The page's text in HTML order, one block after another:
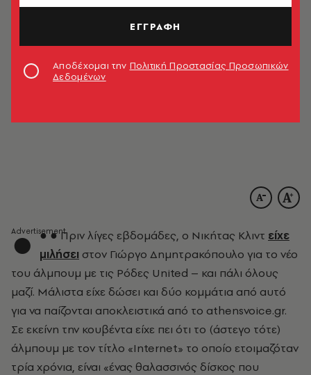
● ● ● Πριν λίγες εβδομάδες, ο Νικήτας Κλιντ είχε
μιλήσει στον Γιώργο Δημητρακόπουλο για το νέο
του άλμπουμ με τις Ρόδες United – και πάλι όλους
μαζί. Μάλιστα είχε δώσει και δύο κομμάτια από αυτό
για να παίζονται αποκλειστικά από το athensvoice.gr.
Σε εκείνη την κουβέντα είχε πει ότι το (άστεγο τότε)
άλμπουμ με τον τίτλο «Internet» το οποίο ετοιμαζόταν
τρία χρόνια, είναι «ένας θαλασσινός δίσκος που
ΕΓΓΡΑΦΗ
Αποδέχομαι την Πολιτική Προστασίας Προσωπικών
Δεδομένων